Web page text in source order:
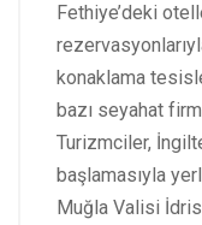
Fethiye’deki
konaklama
bazı seyahat
Turizmciler,
başlamasıyla
Muğla Valisi İdris